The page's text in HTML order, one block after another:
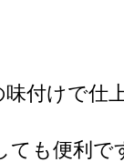
付けで仕
も便利で